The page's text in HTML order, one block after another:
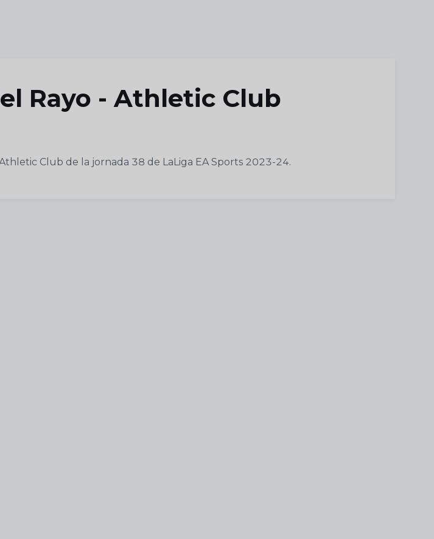
Rayo - Athletic Club
Club de la jornada 38 de LaLiga EA Sports 2023-24.